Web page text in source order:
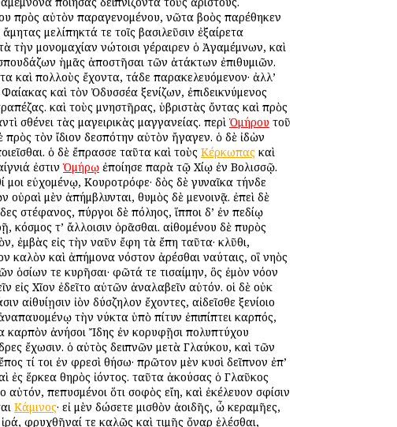
πρὸς αὐτὸν παραγενομένου, νῶτα βοὸς παρέθηκεν
μελίπηκτά τε τοῖς βασιλεῦσιν ἐξαίρετα
τὴν μονομαχίαν νώτοισι γέραιρεν ὁ Ἀγαμέμνων, καὶ
ἡμᾶς ἀποστῆσαι τῶν ἀτάκτων ἐπιθυμιῶν.
καὶ πολλοὺς ἔχοντα, τάδε παρακελευόμενον· ἀλλ’
καὶ τὸν Ὀδυσσέα ξενίζων, ἐπιδεικνύμενος
καὶ τοὺς μνηστῆρας, ὑβριστὰς ὄντας καὶ πρὸς
σθένει τὰς μαγειρικὰς μαγγανείας. περὶ Ὁμήρου τοῦ
πρὸς τὸν ἴδιον δεσπότην αὐτὸν ἤγαγεν. ὁ δὲ ἰδὼν
ὁ δὲ ἔπρασσε ταῦτα καὶ τοὺς Κέρκωπας καὶ
ἐστιν Ὁμήρῳ ἐποίησε παρὰ τῷ Χίῳ ἐν Βολισσῷ.
μοι εὐχομένῳ, Κουροτρόφε· δὸς δὲ γυναῖκα τήνδε
μὲν ἀπήμβλυνται, θυμὸς δὲ μενοινᾷ. ἐπεὶ δὲ
στέφανος, πύργοι δὲ πόληος, ἵπποι δ’ ἐν πεδίῳ
κόσμος τ’ ἄλλοισιν ὁρᾶσθαι. αἰθομένου δὲ πυρὸς
ἐμβὰς εἰς τὴν ναῦν ἔφη τὰ ἔπη ταῦτα· κλῦθι,
καλὸν καὶ ἀπήμονα νόστον ἀρέσθαι ναύταις, οἳ νηὸς
ὁσίων τε κυρῆσαι· φῶτά τε τισαίμην, ὃς ἐμὸν νόον
εἰς Χῖον ἐδεῖτο αὐτῶν ἀναλαβεῖν αὐτόν. οἱ δὲ οὐκ
αἰθυίῃσιν ἰὸν δύσζηλον ἔχοντες, αἰδεῖσθε ξενίοιο
τὴν νύκτα ὑπὸ πίτυν ἐπιπίπτει καρπός,
καρπὸν ἀνήσοι Ἴδης ἐν κορυφῇσι πολυπτύχου
ἔχωσιν. ὁ αὐτὸς δειπνῶν μετὰ Γλαύκου, καὶ τῶν
τί τοι ἐν φρεσὶ θήσω· πρῶτον μὲν κυσὶ δεῖπνον ἐπ’
ἐς ἕρκεα θηρὸς ἰόντος. ταῦτα ἀκούσας ὁ Γλαῦκος
πεπυσμένοι ὅτι σοφὸς εἴη, καὶ ἐκέλευον σφίσιν
Κάμινος· εἰ μὲν δώσετε μισθὸν ἀοιδῆς, ὦ κεραμῆες,
φρυχθῆναί τε καλῶς καὶ τιμῆς ὄναρ ἑλέσθαι,